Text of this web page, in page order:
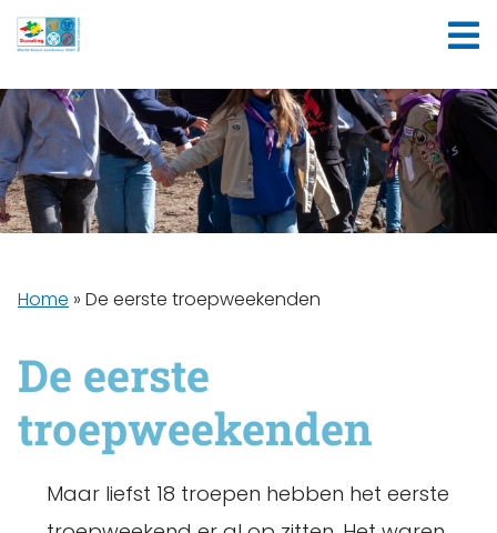
Home » De eerste troepweekenden
De eerste
troepweekenden
Maar liefst 18 troepen hebben het eerste